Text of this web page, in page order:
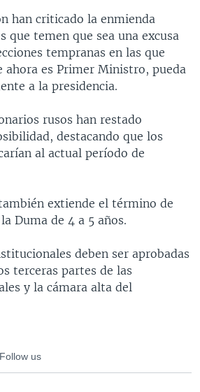
Y CULTURA
han criticado la enmienda
que temen que sea una excusa
tempranas en las que
ahora es Primer Ministro, pueda
a la presidencia.
rusos han restado
destacando que los
al actual período de
extiende el término de
Duma de 4 a 5 años.
deben ser aprobadas
terceras partes de las
y la cámara alta del
Follow us